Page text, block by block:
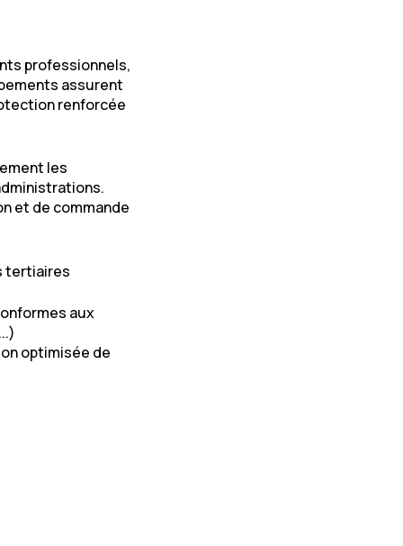
professionnels,
assurent
renforcée
les
et de commande
tertiaires
aux
optimisée de